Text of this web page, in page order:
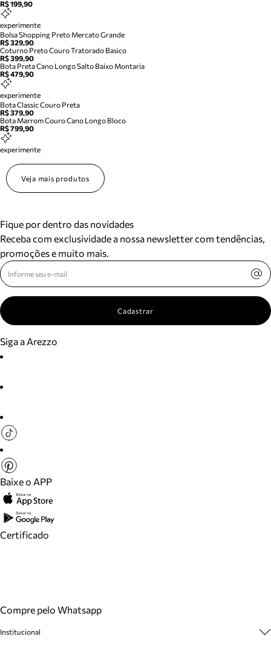
R$ 199,90
experimente
Bolsa Shopping Preto Mercato Grande
R$ 329,90
Coturno Preto Couro Tratorado Basico
R$ 399,90
Bota Preta Cano Longo Salto Baixo Montaria
R$ 479,90
experimente
Bota Classic Couro Preta
R$ 379,90
Bota Marrom Couro Cano Longo Bloco
R$ 799,90
experimente
Veja mais produtos
Fique por dentro das novidades
Receba com exclusividade a nossa newsletter com tendências,
promoções e muito mais.
Cadastrar
Siga a Arezzo
Baixe o APP
Certificado
Compre pelo Whatsapp
Institucional